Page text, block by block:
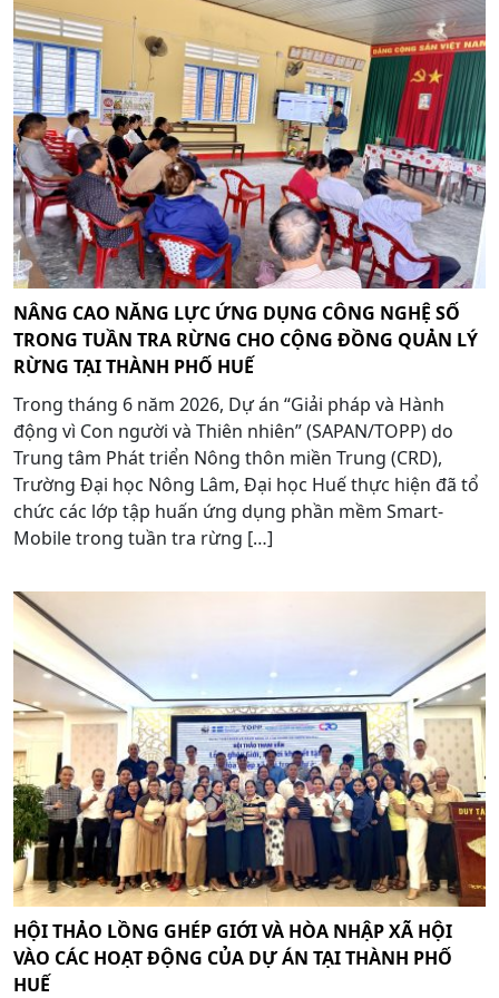
NÂNG CAO NĂNG LỰC ỨNG DỤNG CÔNG NGHỆ SỐ
TRONG TUẦN TRA RỪNG CHO CỘNG ĐỒNG QUẢN LÝ
RỪNG TẠI THÀNH PHỐ HUẾ
Trong tháng 6 năm 2026, Dự án “Giải pháp và Hành
động vì Con người và Thiên nhiên” (SAPAN/TOPP) do
Trung tâm Phát triển Nông thôn miền Trung (CRD),
Trường Đại học Nông Lâm, Đại học Huế thực hiện đã tổ
chức các lớp tập huấn ứng dụng phần mềm Smart-
Mobile trong tuần tra rừng […]
HỘI THẢO LỒNG GHÉP GIỚI VÀ HÒA NHẬP XÃ HỘI
VÀO CÁC HOẠT ĐỘNG CỦA DỰ ÁN TẠI THÀNH PHỐ
HUẾ